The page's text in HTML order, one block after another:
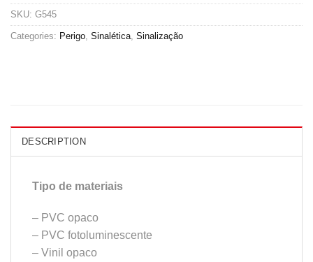
SKU: G545
Categories: Perigo Sinalética Sinalização
DESCRIPTION
Tipo de materiais
– PVC opaco
– PVC fotoluminescente
– Vinil opaco